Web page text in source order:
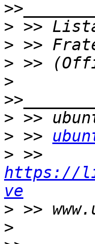
>
>
>
>
>
> >>
>
https://
ve
>
>